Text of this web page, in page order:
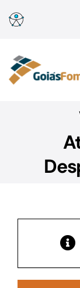
para
conteúdo
Linhas de
Acesso à